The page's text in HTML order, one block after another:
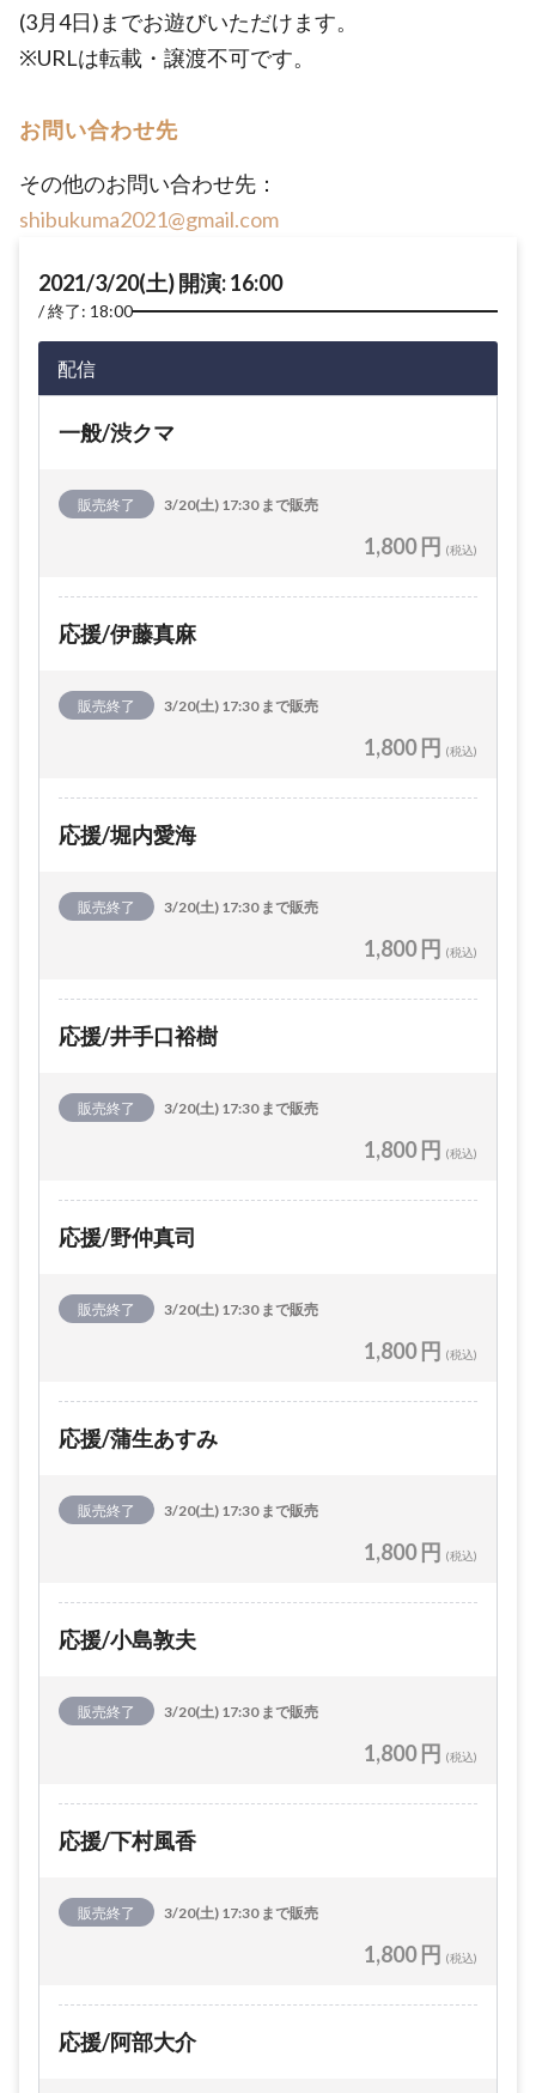
(3月4日)までお遊びいただけます。
※URLは転載・譲渡不可です。
お問い合わせ先
その他のお問い合わせ先：
shibukuma2021@gmail.com
2021/3/20(土) 開演: 16:00
終了: 18:00
配信
一般/渋クマ
販売終了 3/20(土) 17:30 まで販売
1,800 円 (税込)
応援/伊藤真麻
販売終了 3/20(土) 17:30 まで販売
1,800 円 (税込)
応援/堀内愛海
販売終了 3/20(土) 17:30 まで販売
1,800 円 (税込)
応援/井手口裕樹
販売終了 3/20(土) 17:30 まで販売
1,800 円 (税込)
応援/野仲真司
販売終了 3/20(土) 17:30 まで販売
1,800 円 (税込)
応援/蒲生あすみ
販売終了 3/20(土) 17:30 まで販売
1,800 円 (税込)
応援/小島敦夫
販売終了 3/20(土) 17:30 まで販売
1,800 円 (税込)
応援/下村風香
販売終了 3/20(土) 17:30 まで販売
1,800 円 (税込)
応援/阿部大介